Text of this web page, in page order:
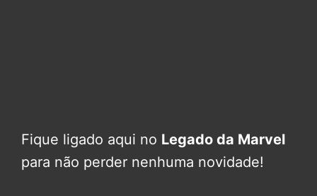
Fique ligado aqui no Legado da Marvel
para não perder nenhuma novidade!